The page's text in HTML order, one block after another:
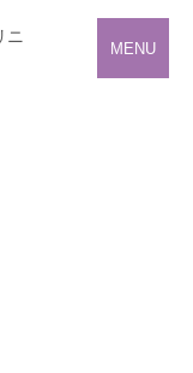
MENU